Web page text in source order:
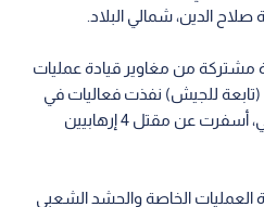
الدين، شمالي البلاد.
مشتركة من مغاوير قيادة عمليات
(تابعة للجيش) نفذت فعاليات في
مناطق خط الصد في قضاء بيجي، أسفرت عن مقتل 4 إرهابيين
العمليات الخاصة والحشد الشعبي